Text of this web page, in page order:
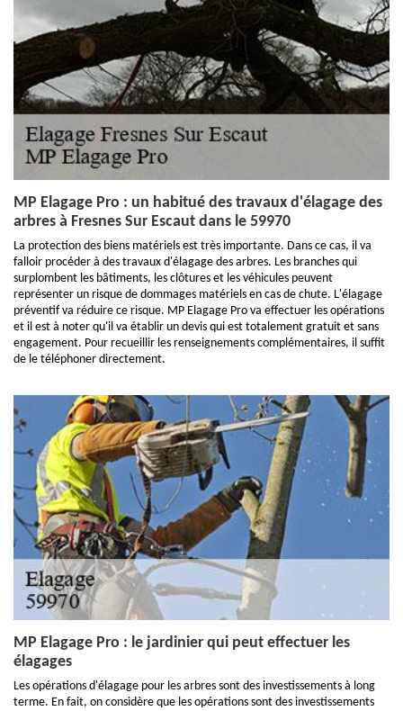
MP Elagage Pro : un habitué des travaux d'élagage des
arbres à Fresnes Sur Escaut dans le 59970
La protection des biens matériels est très importante. Dans ce cas, il va
falloir procéder à des travaux d'élagage des arbres. Les branches qui
surplombent les bâtiments, les clôtures et les véhicules peuvent
représenter un risque de dommages matériels en cas de chute. L'élagage
préventif va réduire ce risque. MP Elagage Pro va effectuer les opérations
et il est à noter qu'il va établir un devis qui est totalement gratuit et sans
engagement. Pour recueillir les renseignements complémentaires, il suffit
de le téléphoner directement.
MP Elagage Pro : le jardinier qui peut effectuer les
élagages
Les opérations d'élagage pour les arbres sont des investissements à long
terme. En fait, on considère que les opérations sont des investissements